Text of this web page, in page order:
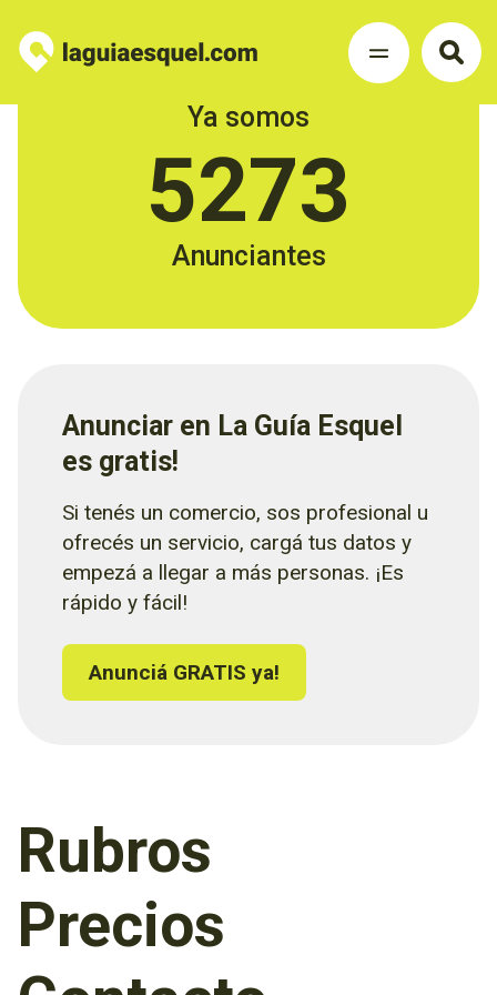
Ya somos
5273
Anunciantes
Anunciar en La Guía Esquel
es gratis!
Si tenés un comercio, sos profesional u
ofrecés un servicio, cargá tus datos y
empezá a llegar a más personas. ¡Es
rápido y fácil!
Anunciá GRATIS ya!
Rubros
Precios